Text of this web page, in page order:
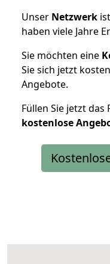
Unser Netzwerk
haben viele Jahre
Sie möchten eine
Sie sich jetzt
Angebote.
Füllen Sie jetzt
kostenlose